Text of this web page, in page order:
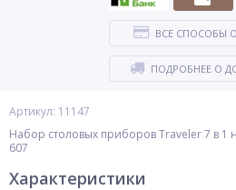
Артикул: 11147
Набор столовых приборов Traveler 7 в 1
607
ВСЕ СПОСОБЫ
ПОДРОБНЕЕ О
Характеристики